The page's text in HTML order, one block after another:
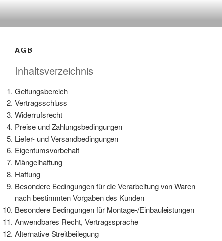
springen
AGB
Inhaltsverzeichnis
Geltungsbereich
Vertragsschluss
Widerrufsrecht
Preise und Zahlungsbedingungen
Liefer- und Versandbedingungen
Eigentumsvorbehalt
Mängelhaftung
Haftung
Besondere Bedingungen für die Verarbeitung von Waren
nach bestimmten Vorgaben des Kunden
Besondere Bedingungen für Montage-/Einbauleistungen
Anwendbares Recht, Vertragssprache
Alternative Streitbeilegung